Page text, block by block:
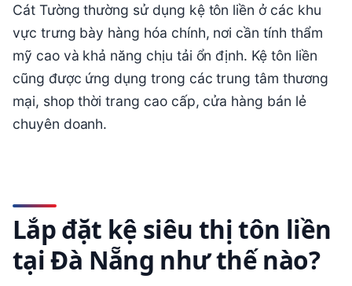
Cát Tường thường sử dụng kệ tôn liền ở các khu
vực trưng bày hàng hóa chính, nơi cần tính thẩm
mỹ cao và khả năng chịu tải ổn định. Kệ tôn liền
cũng được ứng dụng trong các trung tâm thương
mại, shop thời trang cao cấp, cửa hàng bán lẻ
chuyên doanh.
Lắp đặt kệ siêu thị tôn liền
tại Đà Nẵng như thế nào?